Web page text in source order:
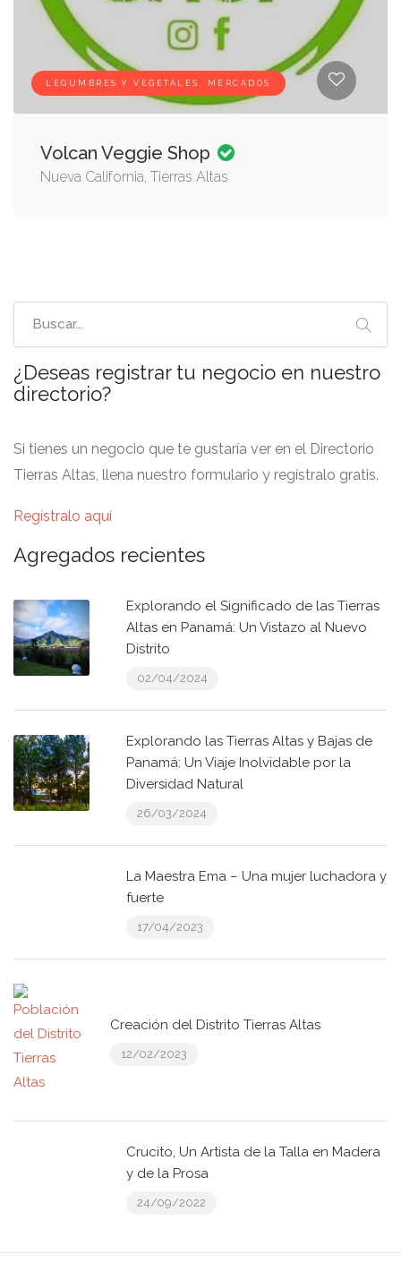
LEGUMBRES Y VEGETALES, MERCADOS
Volcan Veggie Shop
Nueva California, Tierras Altas
¿Deseas registrar tu negocio en nuestro
directorio?
Si tienes un negocio que te gustaría ver en el Directorio
Tierras Altas, llena nuestro formulario y regístralo gratis.
Regístralo aquí
Agregados recientes
Explorando el Significado de las Tierras
Altas en Panamá: Un Vistazo al Nuevo
Distrito
02/04/2024
Explorando las Tierras Altas y Bajas de
Panamá: Un Viaje Inolvidable por la
Diversidad Natural
26/03/2024
La Maestra Ema – Una mujer luchadora y
fuerte
17/04/2023
Creación del Distrito Tierras Altas
12/02/2023
Crucito, Un Artista de la Talla en Madera
y de la Prosa
24/09/2022